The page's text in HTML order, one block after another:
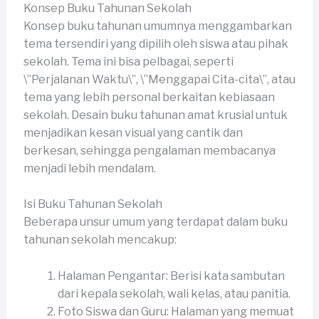
Konsep Buku Tahunan Sekolah
Konsep buku tahunan umumnya menggambarkan
tema tersendiri yang dipilih oleh siswa atau pihak
sekolah. Tema ini bisa pelbagai, seperti
\”Perjalanan Waktu\”, \”Menggapai Cita-cita\”, atau
tema yang lebih personal berkaitan kebiasaan
sekolah. Desain buku tahunan amat krusial untuk
menjadikan kesan visual yang cantik dan
berkesan, sehingga pengalaman membacanya
menjadi lebih mendalam.
Isi Buku Tahunan Sekolah
Beberapa unsur umum yang terdapat dalam buku
tahunan sekolah mencakup:
Halaman Pengantar: Berisi kata sambutan
dari kepala sekolah, wali kelas, atau panitia.
Foto Siswa dan Guru: Halaman yang memuat